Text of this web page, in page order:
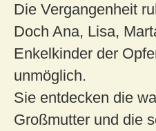
Die Vergangenheit
Doch Ana, Lisa,
Enkelkinder der
unmöglich.
Sie entdecken die
Großmutter und die